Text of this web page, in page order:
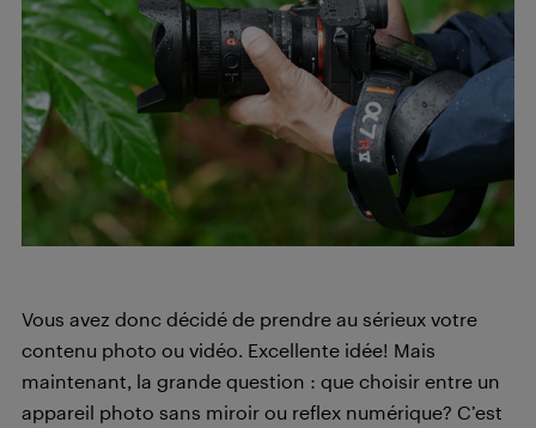
Vous avez donc décidé de prendre au sérieux votre
contenu photo ou vidéo. Excellente idée! Mais
maintenant, la grande question : que choisir entre un
appareil photo sans miroir ou reflex numérique? C’est